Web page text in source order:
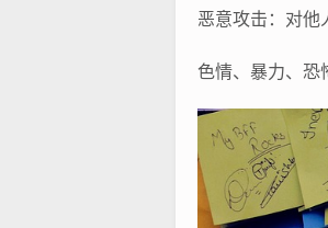
恶意攻击：对他
色情、暴力、恐